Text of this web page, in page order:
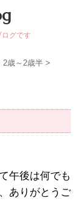
グです
2歳～2歳半 >
午後は何でも
ありがとうご